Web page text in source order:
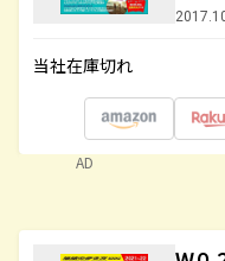
当社在庫切れ
AD